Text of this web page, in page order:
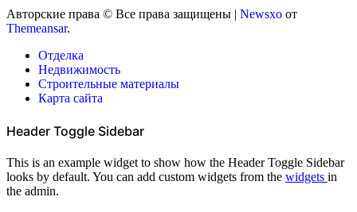
Авторские права © Все права защищены | Newsxo от
Themeansar.
Отделка
Недвижимость
Строительные материалы
Карта сайта
Header Toggle Sidebar
This is an example widget to show how the Header Toggle Sidebar
looks by default. You can add custom widgets from the widgets in
the admin.